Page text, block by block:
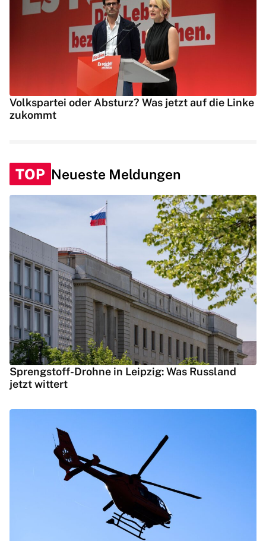
Volkspartei oder Absturz? Was jetzt auf die Linke
zukommt
TOP Neueste Meldungen
Sprengstoff-Drohne in Leipzig: Was Russland
jetzt wittert